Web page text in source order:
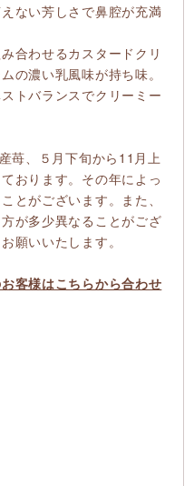
ない芳しさで鼻腔が充満
合わせるカスタードクリ
の濃い乳風味が持ち味。
トバランスでクリーミー
苺、５月下旬から11月上
おります。その年によっ
とがございます。また、
が多少異なることがござ
願いいたします。
客様はこちらから合わせ